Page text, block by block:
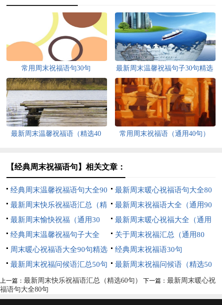
常用周末祝福语句30句 最新周末温馨祝福句子30句精选
最新周末温馨祝福语（精选40
常用周末祝福语（通用40句）
【经典周末祝福语句】相关文章：
经典周末温馨祝福语句大全90
句
最新周末暖心祝福语句大全80
句
最新周末快乐祝福语汇总（精
选60句）
最新周末祝福语大全（通用90
句）
最新周末愉快祝福（通用30
句）
最新周末暖心祝福大全（通用
50句）
经典周末温馨祝福句子大全
（通用100句）
关于周末祝福汇总（通用80
句）
周末暖心祝福语大全90句精选
经典周末祝福语30句
最新周末祝福问候语汇总50句
精选
最新周末祝福问候语（精选50
句）
上一篇： 最新周末快乐祝福语汇总（精选60句） 下一篇： 最新周末暖心祝
福语句大全80句